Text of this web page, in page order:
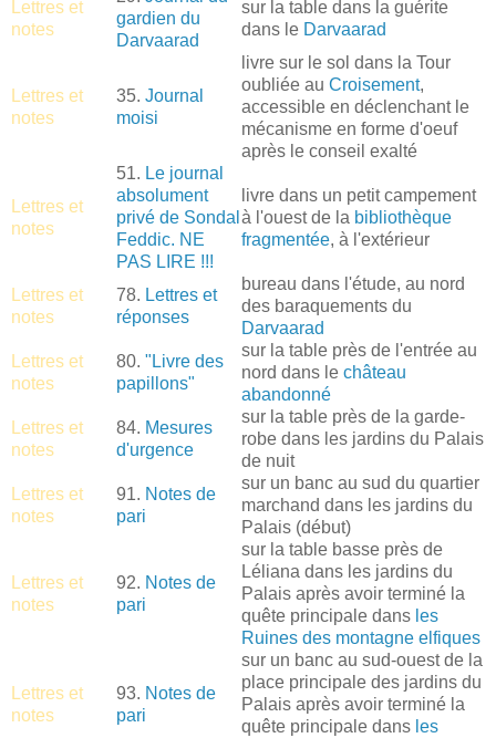
Lettres et
notes
gardien du
Darvaarad
sur la table dans la guérite
dans le Darvaarad
Lettres et
notes
35. Journal
moisi
livre sur le sol dans la Tour
oubliée au Croisement,
accessible en déclenchant le
mécanisme en forme d'oeuf
après le conseil exalté
Lettres et
notes
51. Le journal
absolument
privé de Sondal
Feddic. NE
PAS LIRE !!!
livre dans un petit campement
à l'ouest de la bibliothèque
fragmentée, à l'extérieur
Lettres et
notes
78. Lettres et
réponses
bureau dans l'étude, au nord
des baraquements du
Darvaarad
Lettres et
notes
80. "Livre des
papillons"
sur la table près de l'entrée au
nord dans le château
abandonné
Lettres et
notes
84. Mesures
d'urgence
sur la table près de la garde-
robe dans les jardins du Palais
de nuit
Lettres et
notes
91. Notes de
pari
sur un banc au sud du quartier
marchand dans les jardins du
Palais (début)
Lettres et
notes
92. Notes de
pari
sur la table basse près de
Léliana dans les jardins du
Palais après avoir terminé la
quête principale dans les
Ruines des montagne elfiques
Lettres et
notes
93. Notes de
pari
sur un banc au sud-ouest de la
place principale des jardins du
Palais après avoir terminé la
quête principale dans les